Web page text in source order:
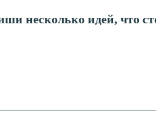
несколько идей, что